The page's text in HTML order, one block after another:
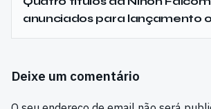
anunciados para lançamento
Deixe um comentário